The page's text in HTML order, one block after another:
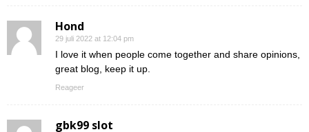
Hond
29 juli 2022 at 12:04 pm
I love it when people come together and share opinions,
great blog, keep it up.
Reageer
gbk99 slot